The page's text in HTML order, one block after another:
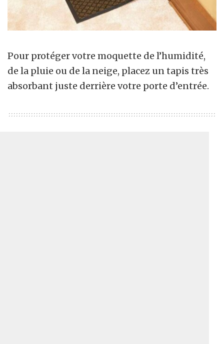
Pour protéger votre moquette de l’humidité,
de la pluie ou de la neige, placez un tapis très
absorbant juste derrière votre porte d’entrée.